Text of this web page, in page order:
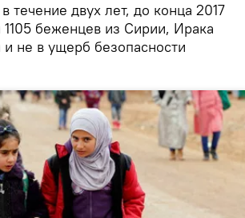
течение двух лет, до конца 2017
1105 беженцев из Сирии, Ирака
не в ущерб безопасности